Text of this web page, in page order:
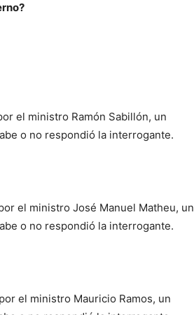
el ministro Ramón Sabillón, un
o no respondió la interrogante.
el ministro José Manuel Matheu, un
o no respondió la interrogante.
el ministro Mauricio Ramos, un